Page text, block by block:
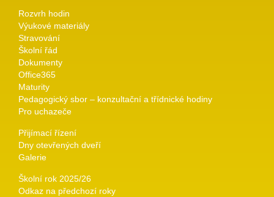
Rozvrh hodin
Výukové materiály
Stravování
Školní řád
Dokumenty
Office365
Maturity
Pedagogický sbor – konzultační a třídnické hodiny
Pro uchazeče
Přijímací řízení
Dny otevřených dveří
Galerie
Školní rok 2025/26
Odkaz na předchozí roky